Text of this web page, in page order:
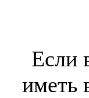
Если
иметь